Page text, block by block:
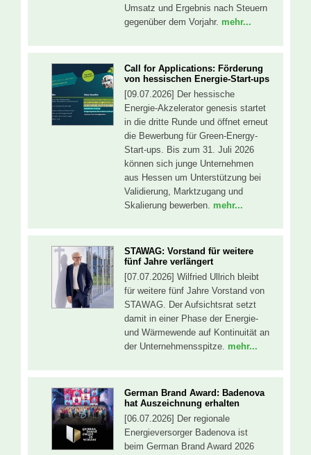
Umsatz und Ergebnis nach Steuern
gegenüber dem Vorjahr. mehr...
Call for Applications: Förderung
von hessischen Energie-Start-ups
[09.07.2026] Der hessische
Energie-Akzelerator genesis startet
in die dritte Runde und öffnet erneut
die Bewerbung für Green-Energy-
Start-ups. Bis zum 31. Juli 2026
können sich junge Unternehmen
aus Hessen um Unterstützung bei
Validierung, Marktzugang und
Skalierung bewerben. mehr...
STAWAG: Vorstand für weitere
fünf Jahre verlängert
[07.07.2026] Wilfried Ullrich bleibt
für weitere fünf Jahre Vorstand von
STAWAG. Der Aufsichtsrat setzt
damit in einer Phase der Energie-
und Wärmewende auf Kontinuität an
der Unternehmensspitze. mehr...
German Brand Award: Badenova
hat Auszeichnung erhalten
[06.07.2026] Der regionale
Energieversorger Badenova ist
beim German Brand Award 2026